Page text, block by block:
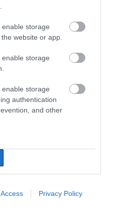
storage
website or app.
storage
storage
authentication
and other
Privacy Policy